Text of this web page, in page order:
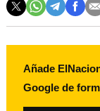
Añade
Google de